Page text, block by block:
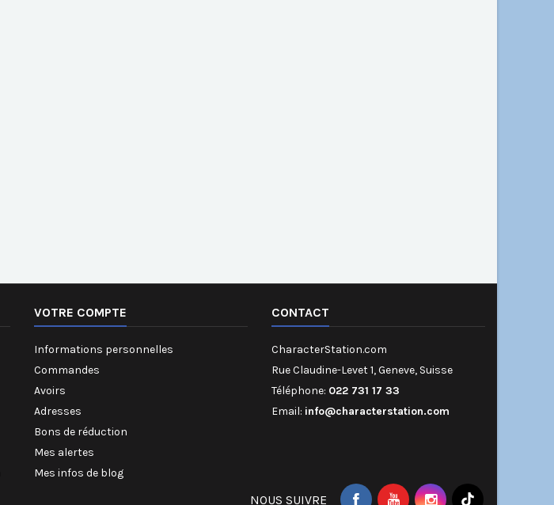
VOTRE COMPTE
Informations personnelles
Commandes
Avoirs
Adresses
Bons de réduction
Mes alertes
Mes infos de blog
CONTACT
CharacterStation.com
Rue Claudine-Levet 1, Geneve, Suisse
Téléphone: 022 731 17 33
Email: info@characterstation.com
NOUS SUIVRE